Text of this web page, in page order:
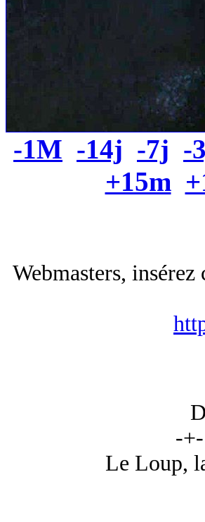
-1M -14j -7j -
+15m
Webmasters,
-
Le Loup,